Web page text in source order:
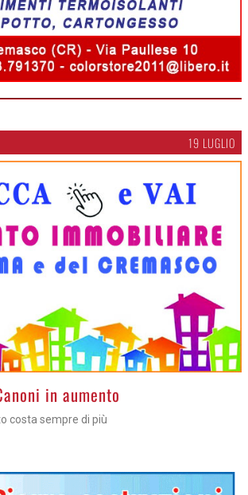
19 LUGLIO
in aumento
costa sempre di più